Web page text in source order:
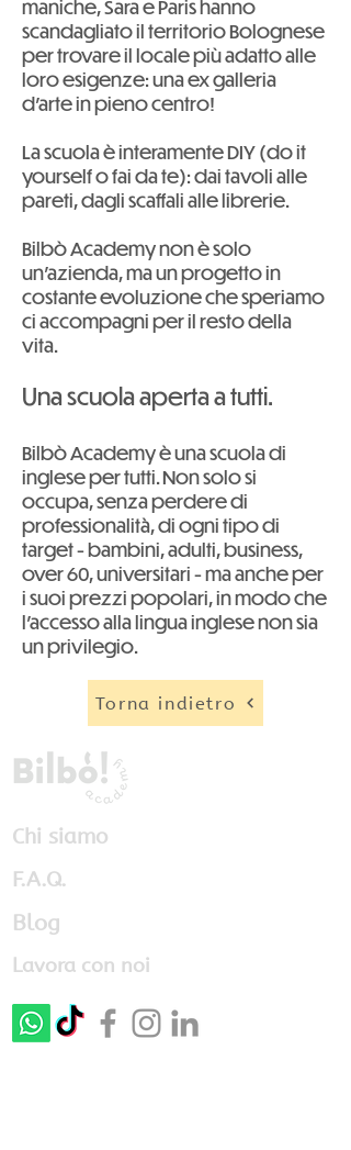
maniche, Sara e Paris hanno
scandagliato il territorio Bolognese
per trovare il locale più adatto alle
loro esigenze: una ex galleria
d'arte in pieno centro!
La scuola è interamente DIY (do it
yourself o fai da te): dai tavoli alle
pareti, dagli scaffali alle librerie.
Bilbò Academy non è solo
un'azienda, ma un progetto in
costante evoluzione che speriamo
ci accompagni per il resto della
vita.
Una scuola aperta a tutti.
Bilbò Academy è una scuola di
inglese per tutti. Non solo si
occupa, senza perdere di
professionalità, di ogni tipo di
target - bambini, adulti, business,
over 60, universitari - ma anche per
i suoi prezzi popolari, in modo che
l'accesso alla lingua inglese non sia
un privilegio.
Torna indietro
Chi siamo
F.A.Q.
Blog
Lavora con noi